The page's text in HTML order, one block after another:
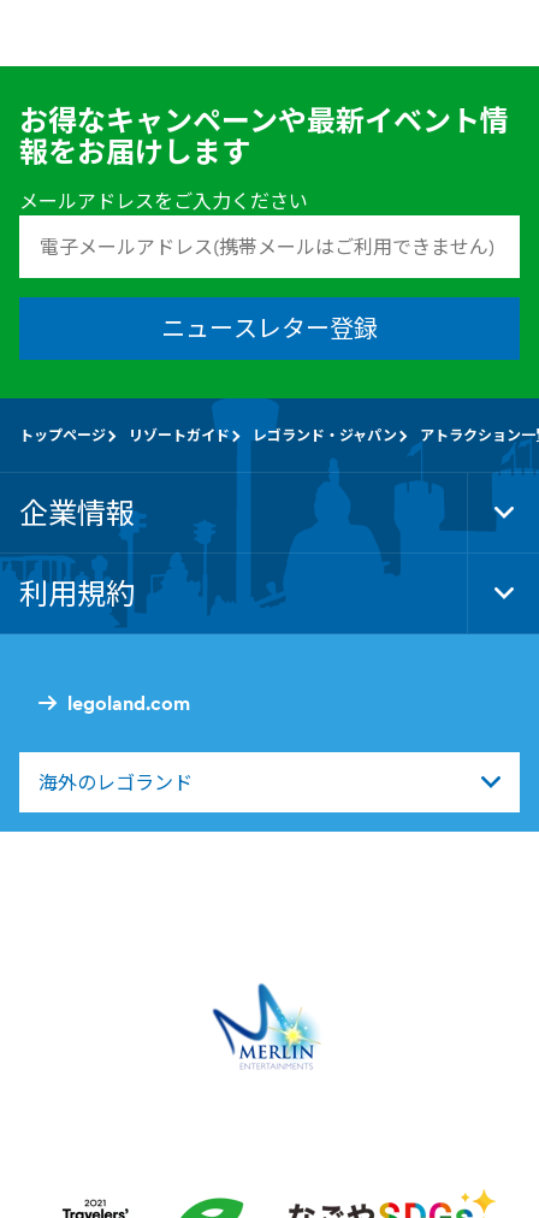
お得なキャンペーンや最新イベント情
報をお届けします
メールアドレスをご入力ください
ニュースレター登録
legoland.com
海外のレゴランド
トップページ リゾートガイド レゴランド・ジャパン アトラクション一
企業情報
利用規約